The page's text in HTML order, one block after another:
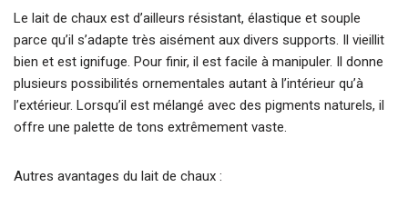
Le lait de chaux est d’ailleurs résistant, élastique et souple
parce qu’il s’adapte très aisément aux divers supports. Il vieillit
bien et est ignifuge. Pour finir, il est facile à manipuler. Il donne
plusieurs possibilités ornementales autant à l’intérieur qu’à
l’extérieur. Lorsqu’il est mélangé avec des pigments naturels, il
offre une palette de tons extrêmement vaste.
Autres avantages du lait de chaux :